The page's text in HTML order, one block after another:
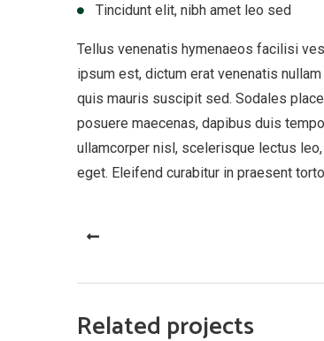
Tincidunt elit, nibh amet leo sed
Tellus venenatis hymenaeos facilisi
ipsum est, dictum erat venenatis
quis mauris suscipit sed. Sodales
posuere maecenas, dapibus duis
ullamcorper nisl, scelerisque lectus
eget. Eleifend curabitur in praesent
PREV
Related projects